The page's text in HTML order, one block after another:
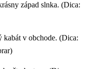
západ slnka. (Dica:
kabát v obchode. (Dica: